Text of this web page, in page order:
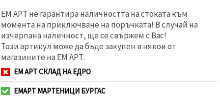
ЕМ АРТ не гарантира наличността на стоката към
момента на приключване на поръчката! В случай на
изчерпана наличност, ще се свържем с Вас!
Този артикул може да бъде закупен в някои от
магазините на ЕМ АРТ.
ЕМ АРТ СКЛАД НА ЕДРО
ЕМАРТ МАРТЕНИЦИ БУРГАС